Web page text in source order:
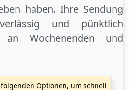
haben. Ihre Sendung
und pünktlich
an Wochenenden und
Optionen, um schnell